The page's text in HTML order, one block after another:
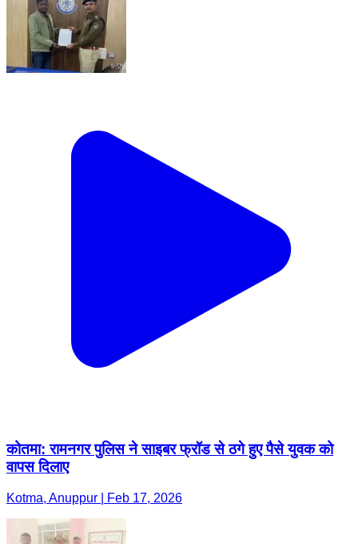
कोतमा: रामनगर पुलिस ने साइबर फ्रॉड से ठगे हुए पैसे युवक को
वापस दिलाए
Kotma, Anuppur | Feb 17, 2026